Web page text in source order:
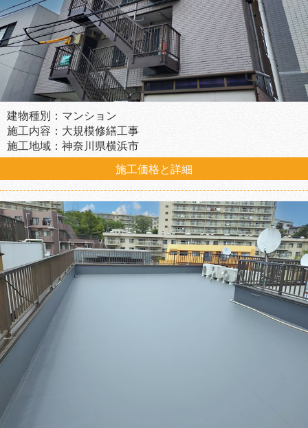
建物種別：マンション
施工内容：大規模修繕工事
施工地域：神奈川県横浜市
施工価格と詳細